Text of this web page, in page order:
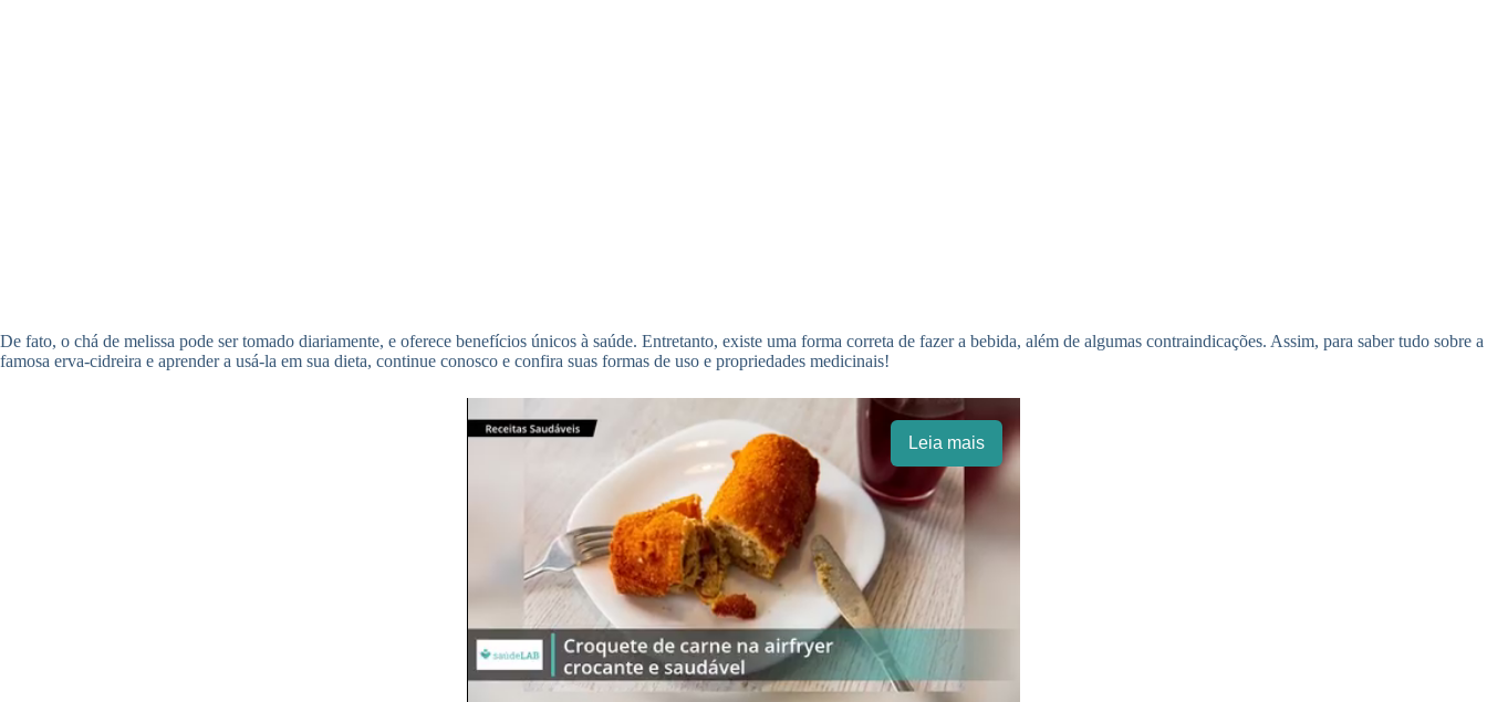
De fato, o chá de melissa pode ser tomado diariamente, e oferece benefícios únicos à saúde. Entretanto, existe uma forma correta de fazer a bebida, além de algumas contraindicações. Assim, para saber tudo sobre a
famosa erva-cidreira e aprender a usá-la em sua dieta, continue conosco e confira suas formas de uso e propriedades medicinais!
Leia mais